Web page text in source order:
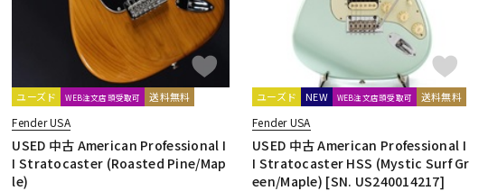
ユーズド WEB注文店頭受取可 送料無料
Fender USA
USED 中古 American Professional I
I Stratocaster (Roasted Pine/Map
le)
ユーズド NEW WEB注文店頭受取可 送料無料
Fender USA
USED 中古 American Professional I
I Stratocaster HSS (Mystic Surf Gr
een/Maple) [SN. US240014217]